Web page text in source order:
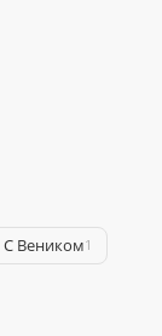
С Веником1